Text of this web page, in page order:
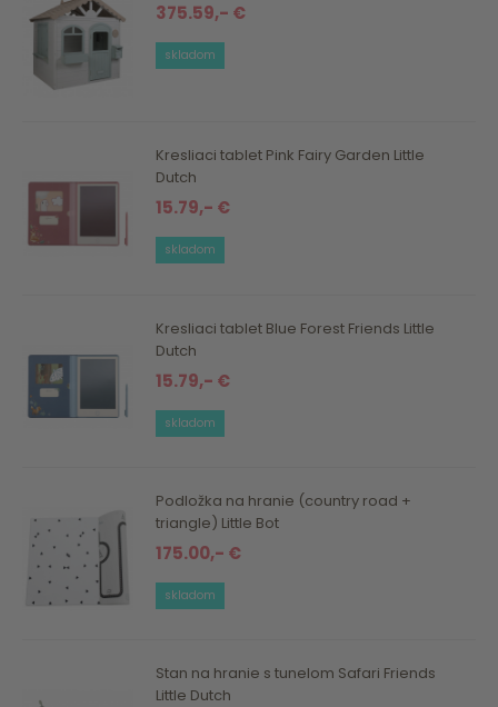
375.59,- €
skladom
Kresliaci tablet Pink Fairy Garden Little
Dutch
15.79,- €
skladom
Kresliaci tablet Blue Forest Friends Little
Dutch
15.79,- €
skladom
Podložka na hranie (country road +
triangle) Little Bot
175.00,- €
skladom
Stan na hranie s tunelom Safari Friends
Little Dutch